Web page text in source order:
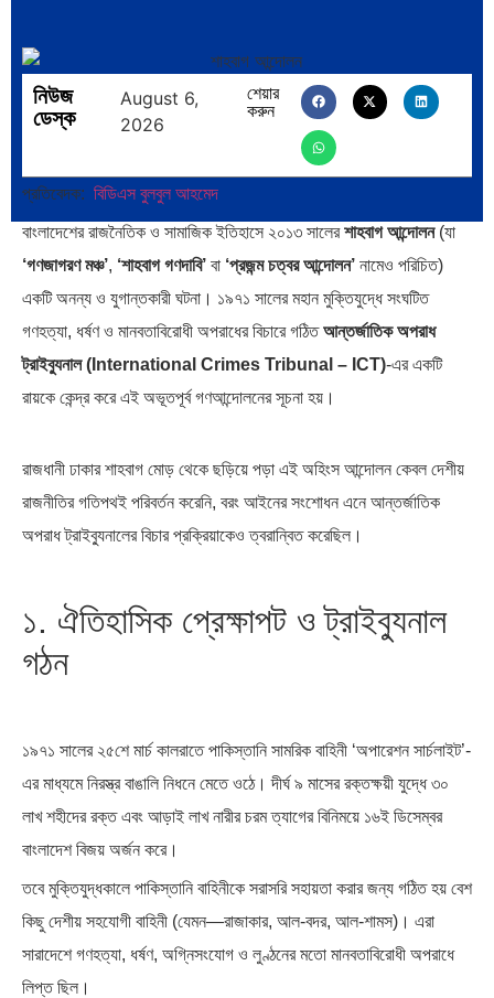
ব্রাজিল ও আর্জেন্টিনার কালো অধ্যায়:…
পূর্ব ইউরোপ বনাম তুরস্ক: শত… পৃথিবীতে বর্তমানে মোট দেশের সংখ্যা…
এশিয়ান সেঞ্চুরির দ্বৈরথ: চীন-ভারতের
বৈশ্বিক…
পাকিস্তান, চীন ও বাংলাদেশ: তিন…
নিউজ
ডেস্ক
August 6,
2026
শেয়ার
করুন
প্রতিবেদক: বিডিএস বুলবুল আহমেদ
বাংলাদেশের রাজনৈতিক ও সামাজিক ইতিহাসে ২০১৩ সালেরশাহবাগ আন্দোলন(যা
‘গণজাগরণ মঞ্চ’, ‘শাহবাগ গণদাবি’ বা ‘প্রজন্ম চত্বর আন্দোলন’ নামেও পরিচিত)
একটি অনন্য ও যুগান্তকারী ঘটনা। ১৯৭১ সালের মহান মুক্তিযুদ্ধে সংঘটিত
গণহত্যা, ধর্ষণ ও মানবতাবিরোধী অপরাধের বিচারে গঠিতআন্তর্জাতিক অপরাধ
ট্রাইব্যুনাল (International Crimes Tribunal – ICT)-এর একটি
রায়কে কেন্দ্র করে এই অভূতপূর্ব গণআন্দোলনের সূচনা হয়।
রাজধানী ঢাকার শাহবাগ মোড় থেকে ছড়িয়ে পড়া এই অহিংস আন্দোলন কেবল দেশীয়
রাজনীতির গতিপথই পরিবর্তন করেনি, বরং আইনের সংশোধন এনে আন্তর্জাতিক
অপরাধ ট্রাইব্যুনালের বিচার প্রক্রিয়াকেও ত্বরান্বিত করেছিল।
১. ঐতিহাসিক প্রেক্ষাপট ও ট্রাইব্যুনাল
গঠন
১৯৭১ সালের ২৫শে মার্চ কালরাতে পাকিস্তানি সামরিক বাহিনী ‘অপারেশন সার্চলাইট’-
এর মাধ্যমে নিরস্ত্র বাঙালি নিধনে মেতে ওঠে। দীর্ঘ ৯ মাসের রক্তক্ষয়ী যুদ্ধে ৩০
লাখ শহীদের রক্ত এবং আড়াই লাখ নারীর চরম ত্যাগের বিনিময়ে ১৬ই ডিসেম্বর
বাংলাদেশ বিজয় অর্জন করে।
তবে মুক্তিযুদ্ধকালে পাকিস্তানি বাহিনীকে সরাসরি সহায়তা করার জন্য গঠিত হয় বেশ
কিছু দেশীয় সহযোগী বাহিনী (যেমন—রাজাকার, আল-বদর, আল-শামস)। এরা
সারাদেশে গণহত্যা, ধর্ষণ, অগ্নিসংযোগ ও লুণ্ঠনের মতো মানবতাবিরোধী অপরাধে
লিপ্ত ছিল।